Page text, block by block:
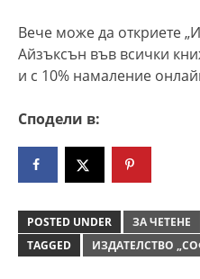
Вече може да откриете
Айзъксън във всички
и с 10% намаление
Сподели в:
POSTED UNDER
ЗА ЧЕТЕНЕ
TAGGED
ИЗДАТЕЛСТВО